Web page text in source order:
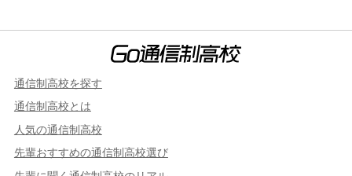
通信制高校を探す
通信制高校とは
人気の通信制高校
先輩おすすめの通信制高校選び